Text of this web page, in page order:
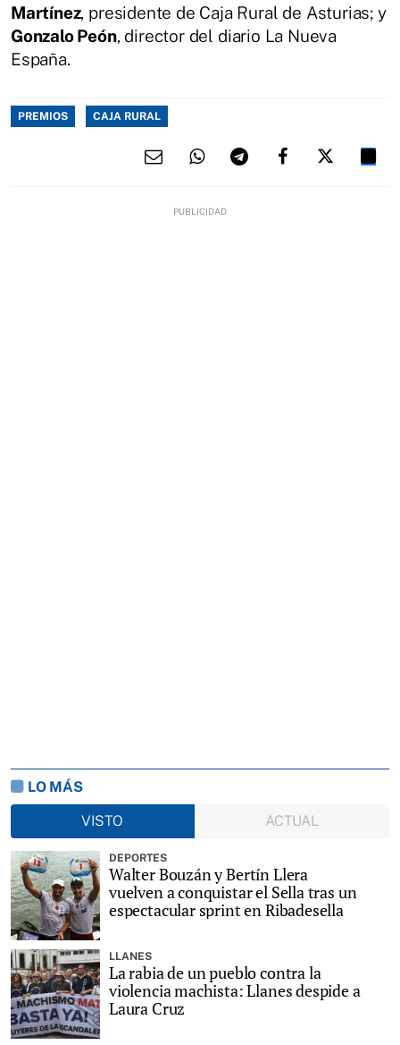
Martínez, presidente de Caja Rural de Asturias; y
Gonzalo Peón, director del diario La Nueva
España.
PREMIOS CAJA RURAL
LO MÁS
VISTO
ACTUAL
DEPORTES
Walter Bouzán y Bertín Llera
vuelven a conquistar el Sella tras un
espectacular sprint en Ribadesella
LLANES
La rabia de un pueblo contra la
violencia machista: Llanes despide a
Laura Cruz